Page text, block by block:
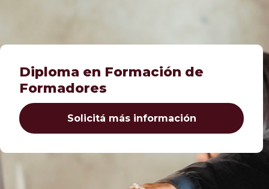
Diploma en Formación de
Formadores
Solicitá más información